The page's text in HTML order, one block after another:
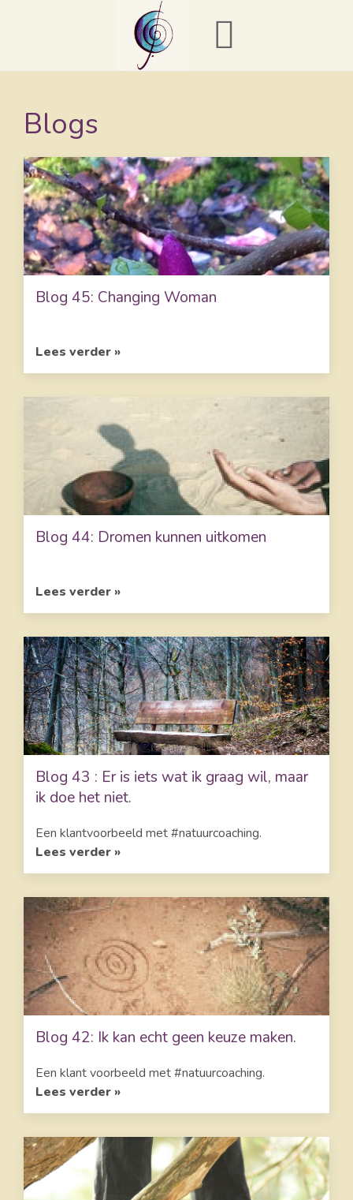
Blogs
Blog 45: Changing Woman
Lees verder »
Blog 44: Dromen kunnen uitkomen
Lees verder »
Blog 43 : Er is iets wat ik graag wil, maar
ik doe het niet.
Een klantvoorbeeld met #natuurcoaching.
Lees verder »
Blog 42: Ik kan echt geen keuze maken.
Een klant voorbeeld met #natuurcoaching.
Lees verder »